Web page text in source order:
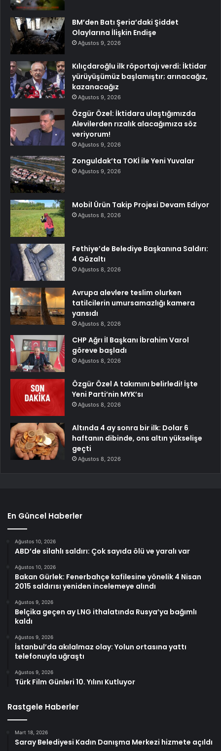
BM’den Batı Şeria’daki Şiddet
Olaylarına İlişkin Endişe
Ağustos 9, 2026
Kılıçdaroğlu ilk röportajı verdi: İktidar
yürüyüşümüz başlamıştır; arınacağız,
kazanacağız
Ağustos 9, 2026
Özgür Özel: İktidara ulaştığımızda
Alevilerden rızalık alacağımıza söz
veriyorum!
Ağustos 9, 2026
Zonguldak’ta TOKİ ile Yeni Yuvalar
Ağustos 9, 2026
Mobil Ürün Takip Projesi Devam Ediyor
Ağustos 8, 2026
Fethiye’de Belediye Başkanına Saldırı:
4 Gözaltı
Ağustos 8, 2026
Avrupa alevlere teslim olurken
tatilcilerin umursamazlığı kamera
yansıdı
Ağustos 8, 2026
CHP Ağrı İl Başkanı İbrahim Varol
göreve başladı
Ağustos 8, 2026
Özgür Özel A takımını belirledi! İşte
Yeni Parti’nin MYK’sı
Ağustos 8, 2026
Altında 4 ay sonra bir ilk: Dolar 6
haftanın dibinde, ons altın yükselişe
geçti
Ağustos 8, 2026
En Güncel Haberler
Ağustos 10, 2026
ABD’de silahlı saldırı: Çok sayıda ölü ve yaralı var
Ağustos 10, 2026
Bakan Gürlek: Fenerbahçe kafilesine yönelik 4 Nisan
2015 saldırısı yeniden incelemeye alındı
Ağustos 9, 2026
Belçika geçen ay LNG ithalatında Rusya’ya bağımlı
kaldı
Ağustos 9, 2026
İstanbul’da akılalmaz olay: Yolun ortasına yattı
telefonuyla uğraştı
Ağustos 9, 2026
Türk Film Günleri 10. Yılını Kutluyor
Rastgele Haberler
Mart 18, 2026
Saray Belediyesi Kadın Danışma Merkezi hizmete açıldı